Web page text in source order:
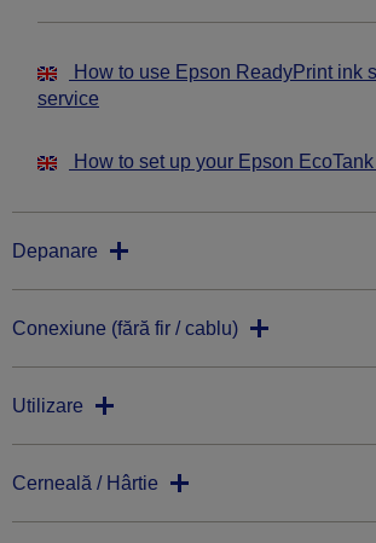
How to use Epson ReadyPrint ink
service
How to set up your Epson
Depanare
Conexiune (fără fir / cablu)
Utilizare
Cerneală / Hârtie